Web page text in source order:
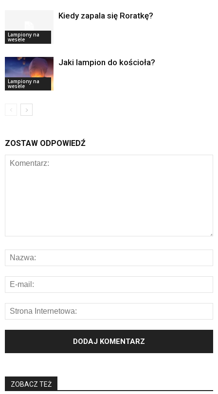
Lampiony na
wesele
Kiedy zapala się Roratkę?
Lampiony na
wesele
Jaki lampion do kościoła?
ZOSTAW ODPOWIEDŹ
ZOBACZ TEŻ